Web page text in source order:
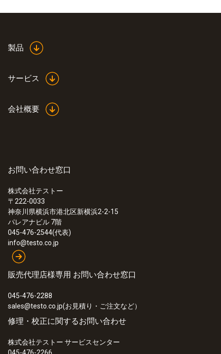
精度
±1 フルスケールの
相対圧過負荷 (低圧側)
動作温度
-40 ～ +100°C
ゼロにする
0.1 bar
:0560 5210
testo 521-1 - 差圧計
製品
サービス
会社概要
お問い合わせ窓口
株式会社テストー
〒222-0033
神奈川県横浜市港北区新横浜2-2-15
パレアナビル 7階
045-476-2544(代表)
info@testo.co.jp
販売代理店様専用 お問い合わせ窓口
045-476-2288
sales@testo.co.jp(お見積り・ご注文など）
修理・校正に関するお問い合わせ
株式会社テストー サービスセンター